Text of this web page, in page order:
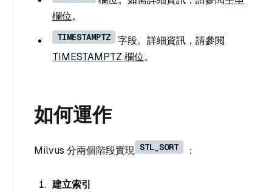
欄位。
TIMESTAMPTZ
字段。詳細資訊，請參閱
TIMESTAMPTZ 欄位。
如何運作
Milvus 分兩個階段實現 STL_SORT ：
建立索引